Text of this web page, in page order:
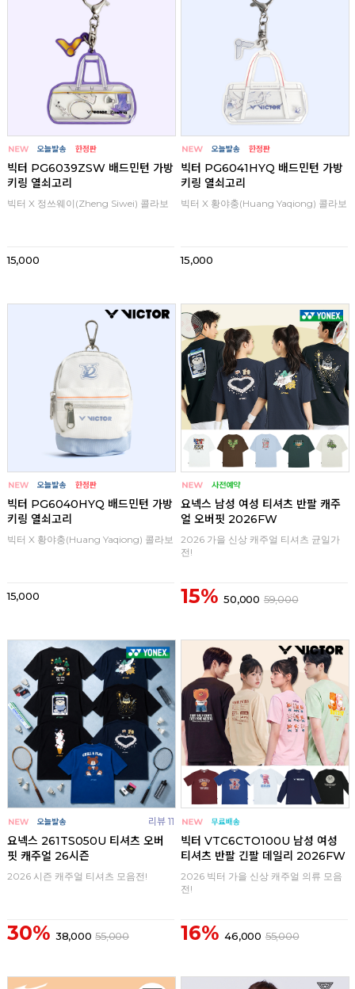
빅터 PG6039ZSW 배드민턴 가방
키링 열쇠고리
빅터 X 정쓰웨이(Zheng Siwei) 콜라보
15,000
빅터 PG6041HYQ 배드민턴 가방
키링 열쇠고리
빅터 X 황야충(Huang Yaqiong) 콜라보
15,000
빅터 PG6040HYQ 배드민턴 가방
키링 열쇠고리
빅터 X 황야충(Huang Yaqiong) 콜라보
15,000
요넥스 남성 여성 티셔츠 반팔 캐주
얼 오버핏 2026FW
2026 가을 신상 캐주얼 티셔츠 균일가
전!
15% 50,000 59,000
리뷰 11
요넥스 261TS050U 티셔츠 오버
핏 캐주얼 26시즌
2026 시즌 캐주얼 티셔츠 모음전!
30% 38,000 55,000
빅터 VTC6CTO100U 남성 여성
티셔츠 반팔 긴팔 데일리 2026FW
2026 빅터 가을 신상 캐주얼 의류 모음
전!
16% 46,000 55,000